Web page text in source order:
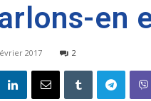
en
2017 2